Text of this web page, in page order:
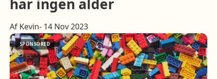
har ingen alder
Af Kevin- 14 Nov 2023